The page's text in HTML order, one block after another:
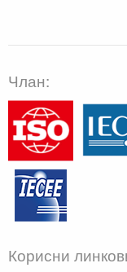
Члан:
Корисни